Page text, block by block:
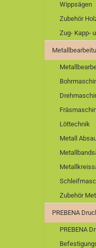
Wippsägen
Zubehör
Zug- Kapp-
Löttechnik
Metall
Zubehör
PREBENA
PREBENA